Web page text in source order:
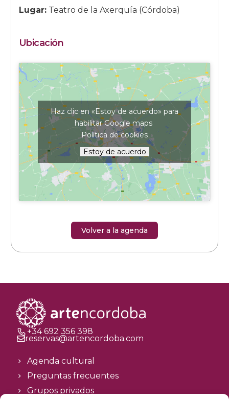
Lugar:Teatro de la Axerquía (Córdoba)
Ubicación
Haz clic en «Estoy de acuerdo» para
habilitar Google maps
Política de cookies
Estoy de acuerdo
Volver a la agenda
+34 692 356 398
reservas@artencordoba.com
Agenda cultural
Preguntas frecuentes
Grupos privados